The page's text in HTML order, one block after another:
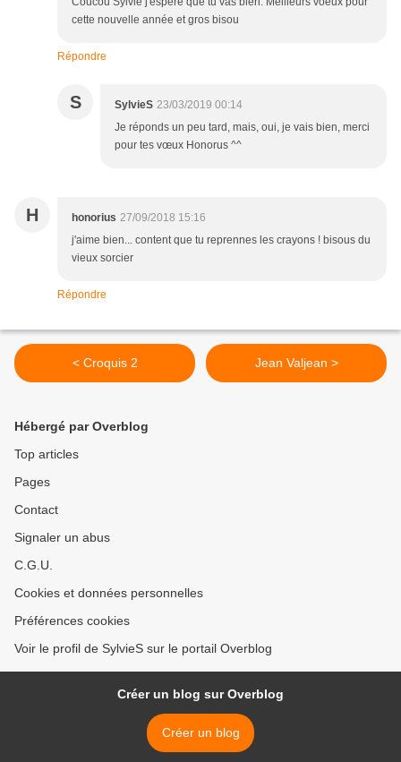
cette nouvelle année et gros bisou
Répondre
S SylvieS 23/03/2019 00:14
Je réponds un peu tard, mais, oui, je vais bien, merci
pour tes vœux Honorus ^^
H honorius 27/09/2018 15:16
j'aime bien... content que tu reprennes les crayons ! bisous du
vieux sorcier
Répondre
< Croquis 2 Jean Valjean >
Hébergé par Overblog
Top articles
Pages
Contact
Signaler un abus
C.G.U.
Cookies et données personnelles
Préférences cookies
Voir le profil de SylvieS sur le portail Overblog
Créer un blog sur Overblog
Créer un blog